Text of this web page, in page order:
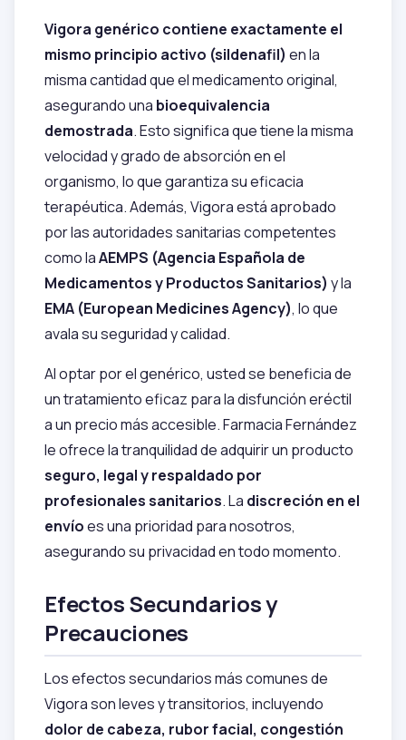
Vigora genérico contiene exactamente el
mismo principio activo (sildenafil) en la
misma cantidad que el medicamento original,
asegurando una bioequivalencia
demostrada. Esto significa que tiene la misma
velocidad y grado de absorción en el
organismo, lo que garantiza su eficacia
terapéutica. Además, Vigora está aprobado
por las autoridades sanitarias competentes
como laAEMPS (Agencia Española de
Medicamentos y Productos Sanitarios) y la
EMA (European Medicines Agency), lo que
avala su seguridad y calidad.
Al optar por el genérico, usted se beneficia de
un tratamiento eficaz para la disfunción eréctil
a un precio más accesible. Farmacia Fernández
le ofrece la tranquilidad de adquirir un producto
seguro, legal y respaldado por
profesionales sanitarios. La discreción en el
envíoes una prioridad para nosotros,
asegurando su privacidad en todo momento.
Efectos Secundarios y
Precauciones
Los efectos secundarios más comunes de
Vigora son leves y transitorios, incluyendo
dolor de cabeza, rubor facial, congestión